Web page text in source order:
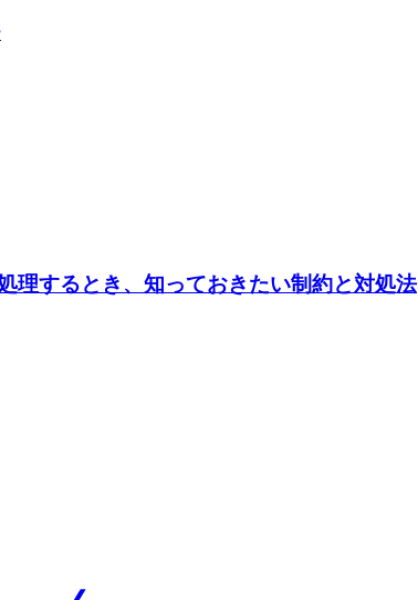
理するとき、知っておきたい制約と対処法